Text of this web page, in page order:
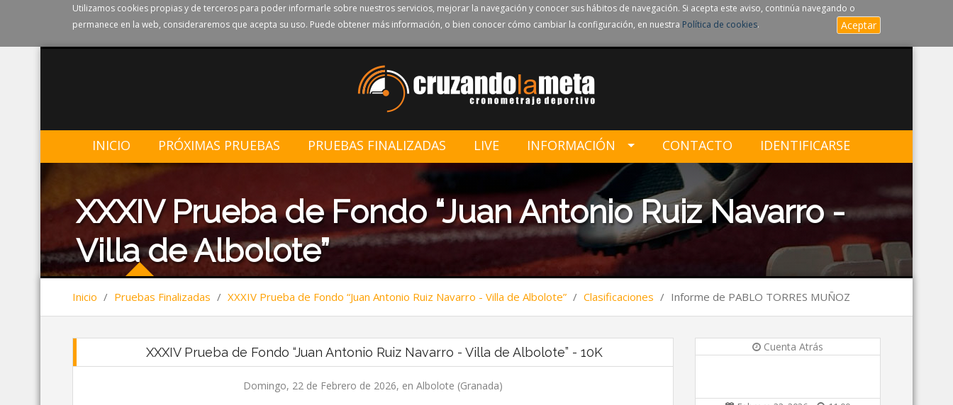
Utilizamos cookies propias y de terceros para poder informarle sobre nuestros servicios, mejorar la navegación y conocer sus hábitos de navegación. Si acepta este aviso, continúa navegando o
permanece en la web, consideraremos que acepta su uso. Puede obtener más información, o bien conocer cómo cambiar la configuración, en nuestra Política de cookies. Aceptar
INICIO PRÓXIMAS PRUEBAS PRUEBAS FINALIZADAS LIVE INFORMACIÓN CONTACTO IDENTIFICARSE
XXXIV Prueba de Fondo “Juan Antonio Ruiz Navarro -
Villa de Albolote”
Inicio / Pruebas Finalizadas / XXXIV Prueba de Fondo “Juan Antonio Ruiz Navarro - Villa de Albolote” / Clasificaciones / Informe de PABLO TORRES MUÑOZ
XXXIV Prueba de Fondo “Juan Antonio Ruiz Navarro - Villa de Albolote” - 10K
Domingo, 22 de Febrero de 2026, en Albolote (Granada)
Cuenta Atrás